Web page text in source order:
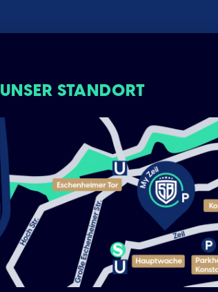
UNSER STANDORT